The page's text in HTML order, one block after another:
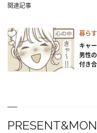
関連記事
暮らす
キャ
男性
付き